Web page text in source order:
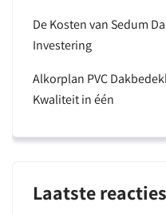
De Kosten van Sedum
Investering
Alkorplan PVC
Kwaliteit in één
Laatste reacties